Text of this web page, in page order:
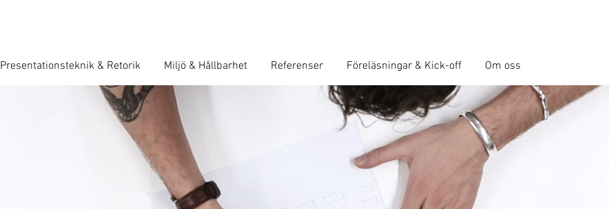
Presentationsteknik & Retorik Miljö & Hållbarhet Referenser Föreläsningar & Kick-off Om oss